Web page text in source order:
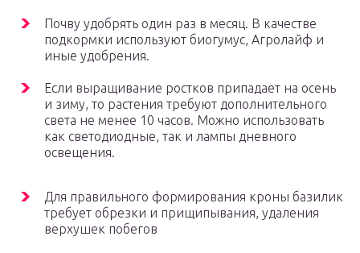
Почву удобрять один раз в месяц. В качестве
подкормки используют биогумус, Агролайф и
иные удобрения.
Если выращивание ростков припадает на осень
и зиму, то растения требуют дополнительного
света не менее 10 часов. Можно использовать
как светодиодные, так и лампы дневного
освещения.
Для правильного формирования кроны базилик
требует обрезки и прищипывания, удаления
верхушек побегов